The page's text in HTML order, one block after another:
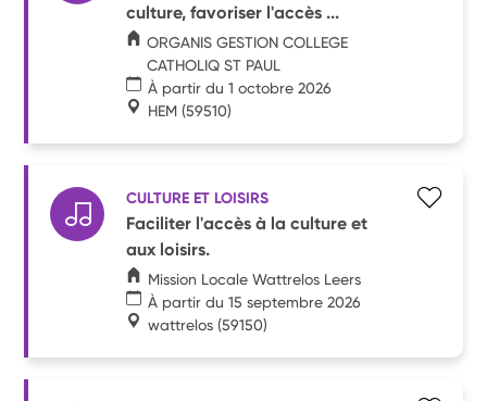
culture, favoriser l'accès ...
ORGANIS GESTION COLLEGE
CATHOLIQ ST PAUL
À partir du 1 octobre 2026
HEM (59510)
CULTURE ET LOISIRS
Faciliter l'accès à la culture et
aux loisirs.
Mission Locale Wattrelos Leers
À partir du 15 septembre 2026
wattrelos (59150)